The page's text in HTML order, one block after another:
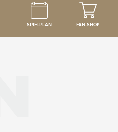
SPIELPLAN FAN-SHOP